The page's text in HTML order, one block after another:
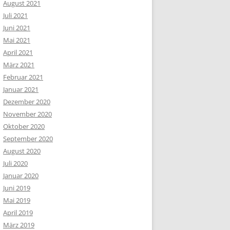
August 2021
Juli 2021
Juni 2021
Mai 2021
April 2021
März 2021
Februar 2021
Januar 2021
Dezember 2020
November 2020
Oktober 2020
September 2020
August 2020
Juli 2020
Januar 2020
Juni 2019
Mai 2019
April 2019
März 2019